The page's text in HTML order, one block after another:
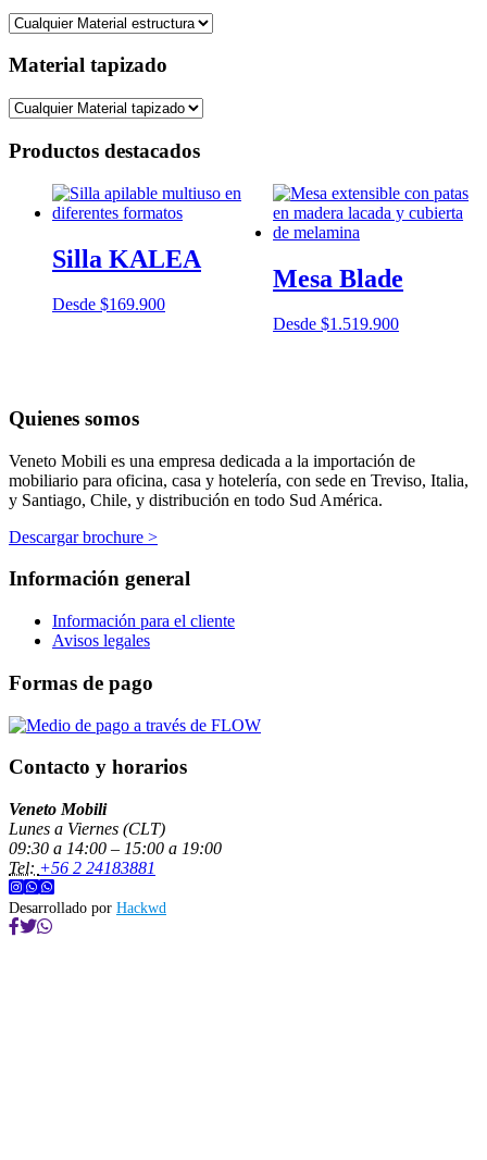
Material tapizado
Productos destacados
Silla KALEA
Desde $169.900
Mesa Blade
Desde$1.519.900
Quienes somos
Veneto Mobili es una empresa dedicada a la importación de
mobiliario para oficina, casa y hotelería, con sede en Treviso, Italia,
y Santiago, Chile, y distribución en todo Sud América.
Descargar brochure >
Información general
Información para el cliente
Avisos legales
Formas de pago
Contacto y horarios
Veneto Mobili
Lunes a Viernes (CLT)
09:30 a 14:00 – 15:00 a 19:00
Tel: +56 2 24183881
Desarrollado por Hackwd